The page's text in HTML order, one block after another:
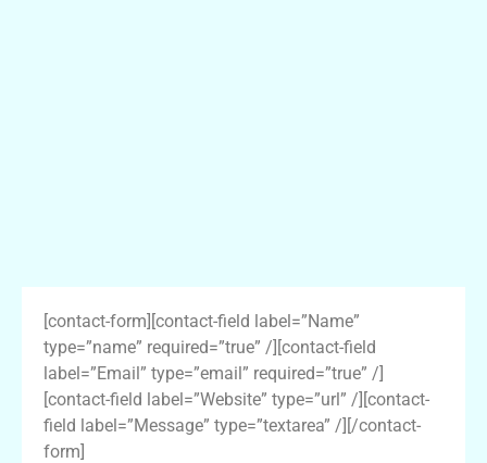
[contact-form][contact-field label=”Name”
type=”name” required=”true” /][contact-field
label=”Email” type=”email” required=”true” /]
[contact-field label=”Website” type=”url” /][contact-
field label=”Message” type=”textarea” /][/contact-
form]